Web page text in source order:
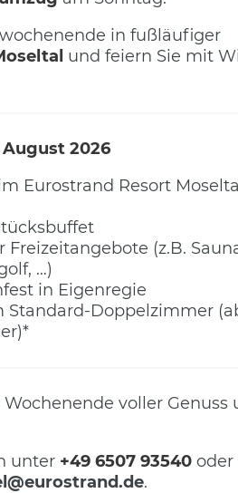
in fußläufiger
und feiern Sie mit
August 2026
Eurostrand Resort
(z.B.
…)
in Eigenregie
Standard-Doppelzimmer
voller Genuss
unter +49 6507 93540 oder
.